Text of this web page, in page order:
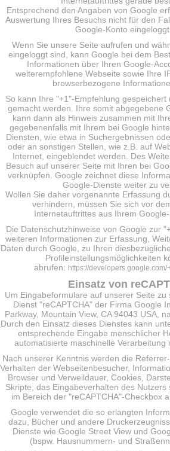
Entsprechend den Angaben von Google
Auswertung Ihres Besuchs nicht für den
Google-Konto eingeloggt
Wenn Sie unsere Seite aufrufen und
eingeloggt sind, kann Google bei dem
Informationen über Ihren Google-
weiterempfohlene Webseite sowie Ihre
browserbezogene
So kann Ihre "+1"-Empfehlung gespeichert
gemacht werden. Ihre somit abgegebene
kann dann als Hinweis zusammen mit
gegebenenfalls mit Ihrem bei Google
Diensten, wie etwa in Suchergebnissen
oder an sonstigen Stellen, wie z.B. auf
Internet, eingeblendet werden. Des
Besuch auf unserer Seite mit Ihren bei
verknüpfen. Google zeichnet diese
Google-Dienste weiter zu
Wollen Sie daher vorgenannte Erfassung
verhindern, müssen Sie sich vor
Internetauftrittes aus Ihrem
Die Datenschutzhinweise von Google zur
weiteren Informationen zur Erfassung,
Daten durch Google, zu Ihren
Profileinstellungsmöglichkeiten
abrufen: https://
Einsatz von
Um Eingabeformulare auf unserer Seite zu
Dienst "reCAPTCHA" der Firma Google
Parkway, Mountain View, CA 94043 USA,
Durch den Einsatz dieses Dienstes kann
entsprechende Eingabe menschlicher
automatisierte maschinelle Verarbeitung
Nach unserer Kenntnis werden die
Verhalten der Webseitenbesucher,
Browser und Verweildauer, Cookies,
Skripte, das Eingabeverhalten des
im Bereich der "reCAPTCHA"-Checkbox
Google verwendet die so erlangten
dazu, Bücher und andere
Dienste wie Google Street View und
(bspw. Hausnummern- und